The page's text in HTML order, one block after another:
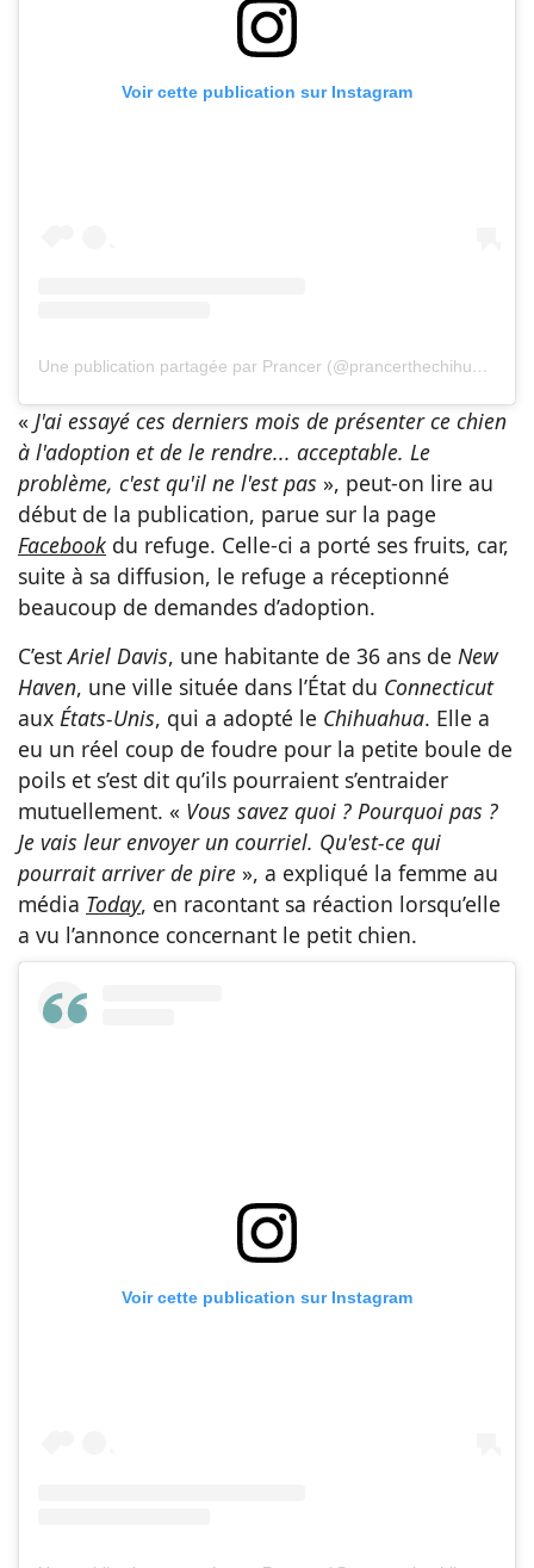
Voir cette publication sur Instagram
Une publication partagée par Prancer (@prancerthechihuahua)
« J'ai essayé ces derniers mois de présenter ce chien
à l'adoption et de le rendre... acceptable. Le
problème, c'est qu'il ne l'est pas », peut-on lire au
début de la publication, parue sur la page
Facebook du refuge. Celle-ci a porté ses fruits, car,
suite à sa diffusion, le refuge a réceptionné
beaucoup de demandes d’adoption.
C’estAriel Davis, une habitante de 36 ans de New
Haven, une ville située dans l’État du Connecticut
aux États-Unis, qui a adopté le Chihuahua. Elle a
eu un réel coup de foudre pour la petite boule de
poils et s’est dit qu’ils pourraient s’entraider
mutuellement. « Vous savez quoi ? Pourquoi pas ?
Je vais leur envoyer un courriel. Qu'est-ce qui
pourrait arriver de pire », a expliqué la femme au
média Today, en racontant sa réaction lorsqu’elle
a vu l’annonce concernant le petit chien.
Voir cette publication sur Instagram